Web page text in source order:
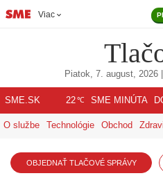
Viac
Piatok, 7. august, 2026
SME.SK 22℃ SME MINÚTA
O službe Technológie Obchod
OBJEDNAŤ TLAČOVÉ SPRÁVY